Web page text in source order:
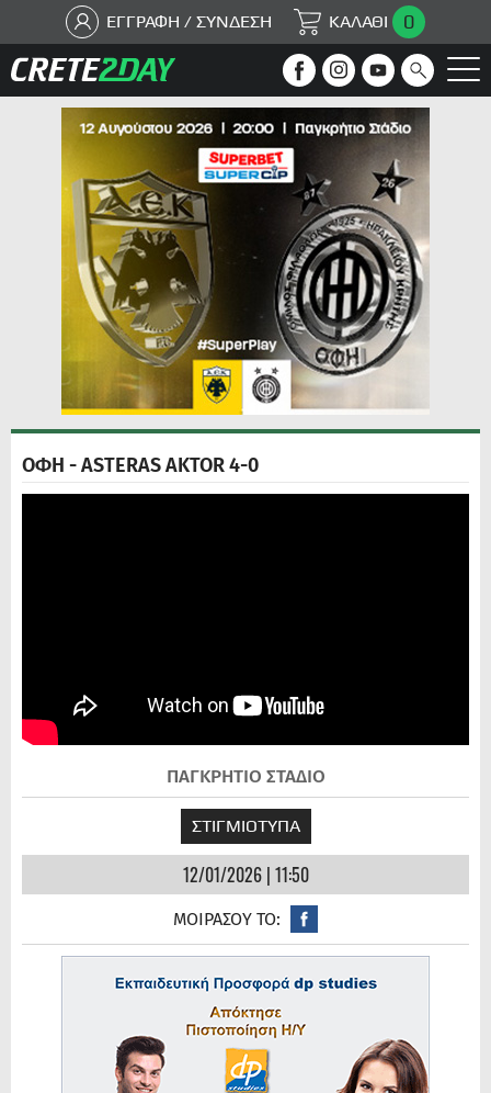
ΕΓΓΡΑΦΗ / ΣΥΝΔΕΣΗ ΚΑΛΑΘΙ 0
ΟΦΗ - ASTERAS AKTOR 4-0
ΠΑΓΚΡΗΤΙΟ ΣΤΑΔΙΟ
ΣΤΙΓΜΙΟΤΥΠΑ
12/01/2026 | 11:50
ΜΟΙΡΑΣΟΥ ΤΟ: